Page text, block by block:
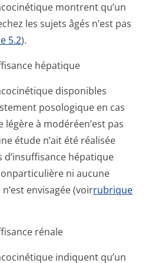
montrent qu’un
les sujets âgés n’est pas
5.2).
hépatique
disponibles
posologique en cas
à modéréen’est pas
étude n’ait été réalisée
hépatique
ni aucune
envisagée (voirrubrique
rénale
indiquent qu’un